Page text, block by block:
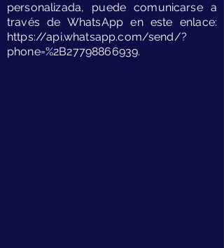
personalizada, puede comunicarse a
través de WhatsApp en este enlace:
https://api.whatsapp.com/send/?
phone=%2B27798866939.